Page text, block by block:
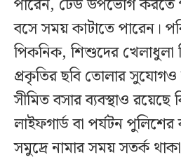
পারেন, ঢেউ উপভোগ করতে
বসে সময় কাটাতে পারেন।
পিকনিক, শিশুদের খেলাধুলা
প্রকৃতির ছবি তোলার সুযোগও
সীমিত বসার ব্যবস্থাও রয়েছে
লাইফগার্ড বা পর্যটন পুলিশের
সমুদ্রে নামার সময় সতর্ক